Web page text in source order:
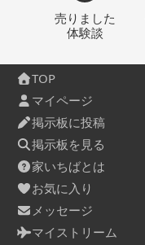
売りました
体験談
TOP
マイページ
掲示板に投稿
掲示板を見る
家いちばとは
お気に入り
メッセージ
マイストリーム